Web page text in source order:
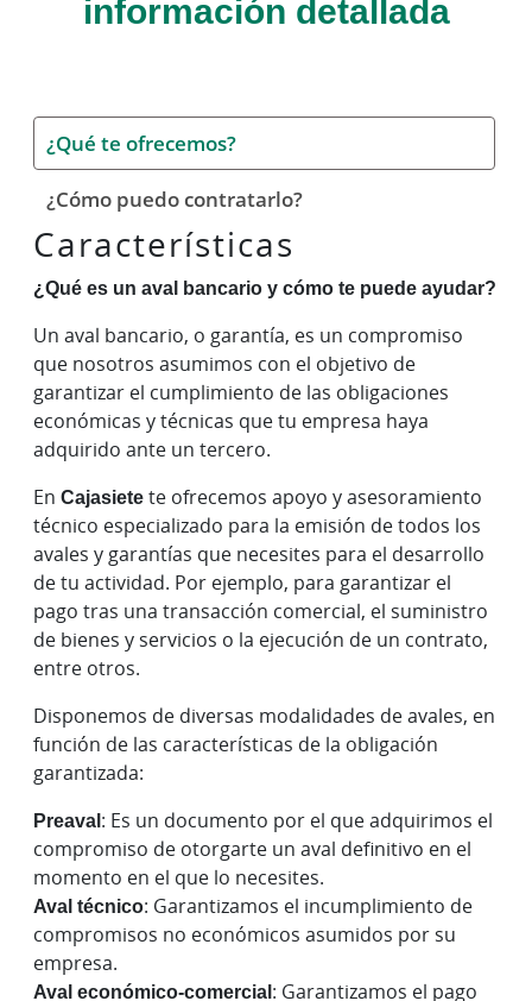
¿Qué te ofrecemos?
¿Cómo puedo contratarlo?
Características
¿Qué es un aval bancario y cómo te puede ayudar?
Un aval bancario, o garantía, es un compromiso
que nosotros asumimos con el objetivo de
garantizar el cumplimiento de las obligaciones
económicas y técnicas que tu empresa haya
adquirido ante un tercero.
En Cajasietete ofrecemos apoyo y asesoramiento
técnico especializado para la emisión de todos los
avales y garantías que necesites para el desarrollo
de tu actividad. Por ejemplo, para garantizar el
pago tras una transacción comercial, el suministro
de bienes y servicios o la ejecución de un contrato,
entre otros.
Disponemos de diversas modalidades de avales, en
función de las características de la obligación
garantizada:
Preaval: Es un documento por el que adquirimos el
compromiso de otorgarte un aval definitivo en el
momento en el que lo necesites.
Aval técnico: Garantizamos el incumplimiento de
compromisos no económicos asumidos por su
empresa.
Aval económico-comercial: Garantizamos el pago